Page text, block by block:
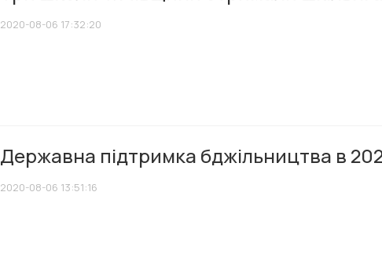
2020-08-06 17:32:20
Державна підтримка бджільництва в
2020-08-06 13:51:16